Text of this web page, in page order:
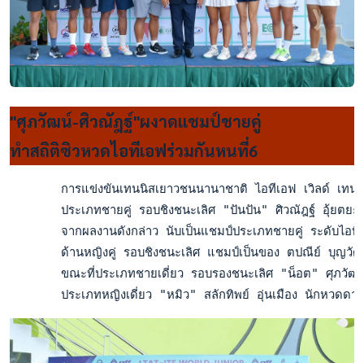
"ศุภวัฒน์-ศิวณัฎฐ์"ผงาดแชมป์ชายคู่
ทำสถิติซิวหวดไอทีเอฟร่วมกันหนที่6
การแข่งขันเทนนิสเยาวชนนานาชาติ ไอทีเอฟ เวิลด์ เ
ประเภทชายคู่ รอบชิงชนะเลิศ "ปันปัน" ศิวณัฎฐ์ อุ้ยตย
จากผลงานดังกล่าว นับเป็นแชมป์ประเภทชายคู่ ระดับไ
ด้านหญิงคู่ รอบชิงชนะเลิศ แชมป์เป็นของ ตปณีย์ บุญวัฒ
ขณะที่ประเภทชายเดี่ยว รอบรองชนะเลิศ "น็อต" ศุภวัฒ
ประเภทหญิงเดี่ยว "หมิว" สลักทิพย์ อุ่นเมือง นักหวดด